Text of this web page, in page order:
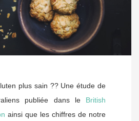
plus sain ?? Une étude de
publiée dans le British
ainsi que les chiffres de notre